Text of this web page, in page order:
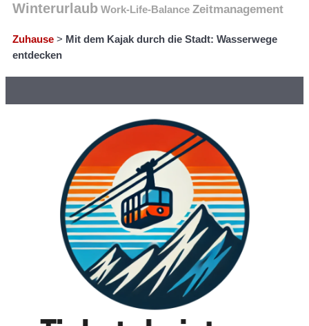
Winterurlaub Work-Life-Balance Zeitmanagement
Zuhause > Mit dem Kajak durch die Stadt: Wasserwege
entdecken